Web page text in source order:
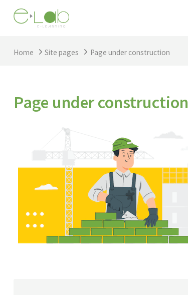
Skip to main content
Home Site pages Page under construction
Page under construction